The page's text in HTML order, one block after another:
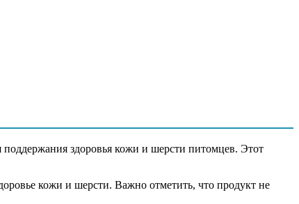
на 99,5%, гидролизат животных белков (свиная
здоровья кожи и шерсти питомцев. Этот
кожи и шерсти. Важно отметить, что продукт не